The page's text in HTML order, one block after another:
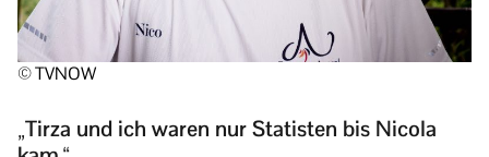
© TVNOW
„Tirza und ich waren nur Statisten bis Nicola